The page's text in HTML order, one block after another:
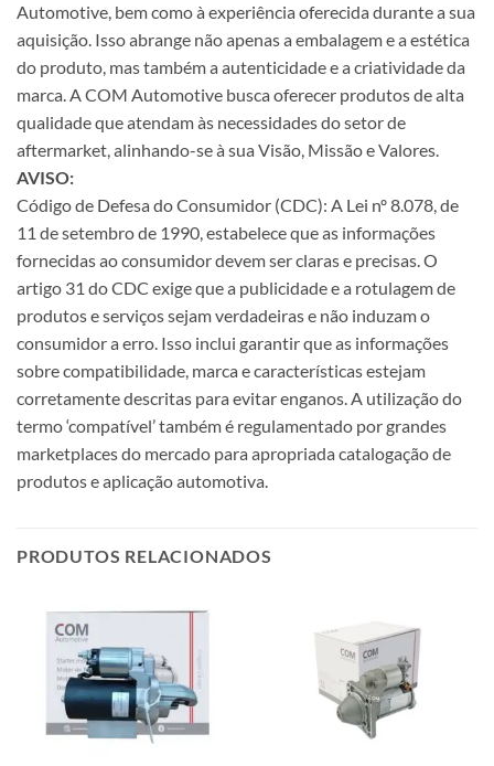
Automotive, bem como à experiência oferecida durante a sua
aquisição. Isso abrange não apenas a embalagem e a estética
do produto, mas também a autenticidade e a criatividade da
marca. A COM Automotive busca oferecer produtos de alta
qualidade que atendam às necessidades do setor de
aftermarket, alinhando-se à sua Visão, Missão e Valores.
AVISO:
Código de Defesa do Consumidor (CDC): A Lei nº 8.078, de
11 de setembro de 1990, estabelece que as informações
fornecidas ao consumidor devem ser claras e precisas. O
artigo 31 do CDC exige que a publicidade e a rotulagem de
produtos e serviços sejam verdadeiras e não induzam o
consumidor a erro. Isso inclui garantir que as informações
sobre compatibilidade, marca e características estejam
corretamente descritas para evitar enganos. A utilização do
termo ‘compatível’ também é regulamentado por grandes
marketplaces do mercado para apropriada catalogação de
produtos e aplicação automotiva.
PRODUTOS RELACIONADOS